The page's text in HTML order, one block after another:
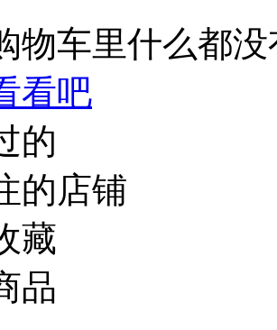
物车里什么都没
看吧
的
的店铺
藏
品